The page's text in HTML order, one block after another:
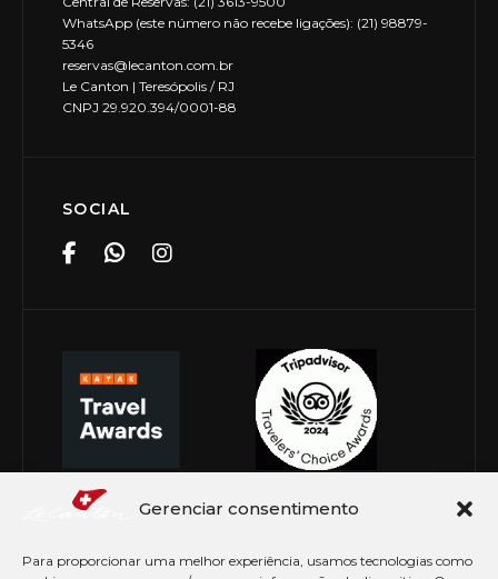
Gerenciar consentimento
Para proporcionar uma melhor experiência, usamos tecnologias como
WhatsApp (este número não recebe ligações): (21) 98879-
5346
reservas@lecanton.com.br
Le Canton | Teresópolis / RJ
CNPJ 29.920.394/0001-88
SOCIAL